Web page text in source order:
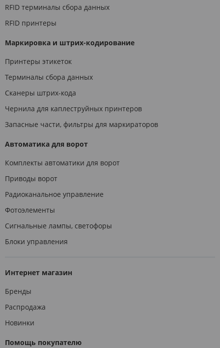
RFID терминалы сбора данных
RFID принтеры
Маркировка и штрих-кодирование
Принтеры этикеток
Терминалы сбора данных
Сканеры штрих-кода
Чернила для каплеструйных принтеров
Запасные части, фильтры для маркираторов
Автоматика для ворот
Комплекты автоматики для ворот
Приводы ворот
Радиоканальное управление
Фотоэлементы
Сигнальные лампы, светофоры
Блоки управления
Интернет магазин
Бренды
Распродажа
Новинки
Помощь покупателю